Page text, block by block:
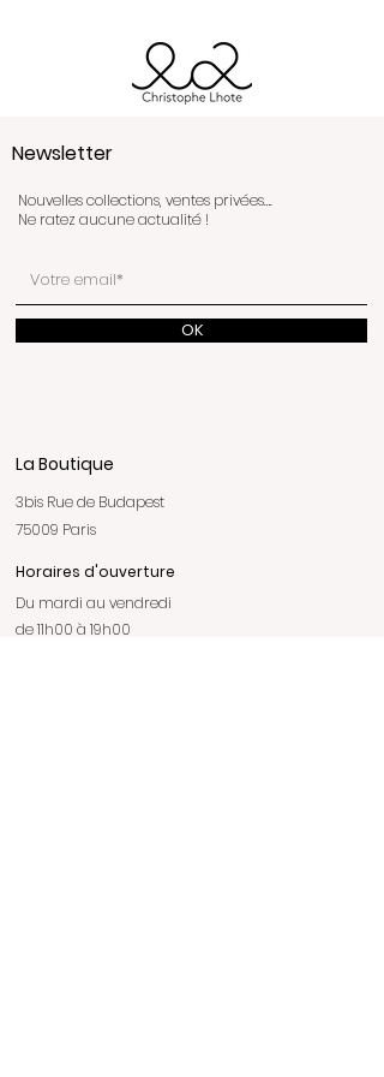
Newsletter
Nouvelles collections, ventes privées….
Ne ratez aucune actualité !
OK
La Boutique
3bis Rue de Budapest
75009 Paris
Horaires d'ouverture
Du mardi au vendredi
de 11h00 à 19h00